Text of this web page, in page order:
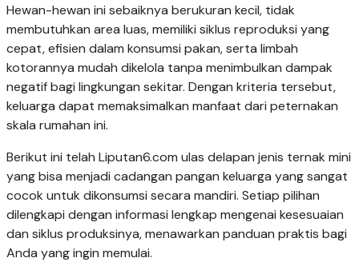
Hewan-hewan ini sebaiknya berukuran kecil, tidak
membutuhkan area luas, memiliki siklus reproduksi yang
cepat, efisien dalam konsumsi pakan, serta limbah
kotorannya mudah dikelola tanpa menimbulkan dampak
negatif bagi lingkungan sekitar. Dengan kriteria tersebut,
keluarga dapat memaksimalkan manfaat dari peternakan
skala rumahan ini.
Berikut ini telah Liputan6.com ulas delapan jenis ternak mini
yang bisa menjadi cadangan pangan keluarga yang sangat
cocok untuk dikonsumsi secara mandiri. Setiap pilihan
dilengkapi dengan informasi lengkap mengenai kesesuaian
dan siklus produksinya, menawarkan panduan praktis bagi
Anda yang ingin memulai.